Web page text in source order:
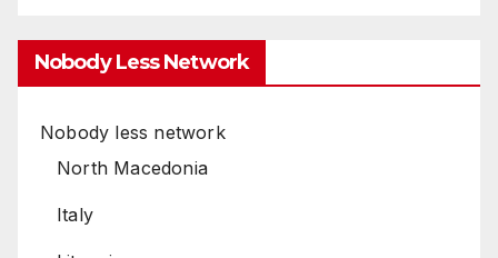
Nobody Less Network
Nobody less network
North Macedonia
Italy